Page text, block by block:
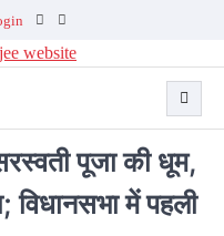
Facebook
Twitter
पूजा की धूम,
विधानसभा में पहली